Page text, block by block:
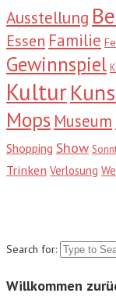
Ausstellung
Essen Familie
Gewinnspiel
Kultur
Mops Museum
Shopping Show
Trinken Verlosung
Search for:
Willkommen